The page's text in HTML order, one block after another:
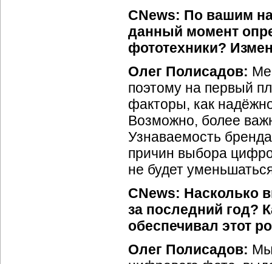
CNews: По вашим
данный момент
фототехники?
Олег Полисадов:
поэтому на первый
факторы, как
Возможно, более
Узнаваемость
причин выбора
не будет
CNews: Насколько
за последний год?
обеспечивал этот
Олег Полисадов: Мы